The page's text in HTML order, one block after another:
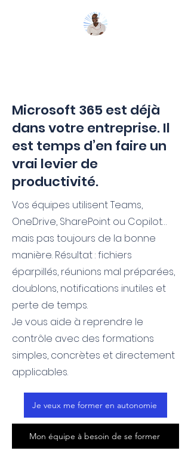
Microsoft 365 est déjà
dans votre entreprise. Il
est temps d’en faire un
vrai levier de
productivité.
Vos équipes utilisent Teams,
OneDrive, SharePoint ou Copilot…
mais pas toujours de la bonne
manière. Résultat : fichiers
éparpillés, réunions mal préparées,
doublons, notifications inutiles et
perte de temps.
Je vous aide à reprendre le
contrôle avec des formations
simples, concrètes et directement
applicables.
Je veux me former en autonomie
Mon équipe à besoin de se former